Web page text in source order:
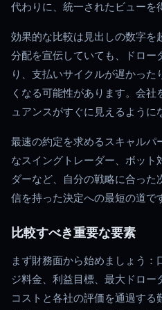
代わりに、統一されたビューを
効果的な比較は見出しの数字を
分配を宣伝していても、ドロー
り、支払いサイクルが遅かっ
くなる可能性があります。会
ュアンスがすぐに見えるように
最速の約定を求めるスキャルパ
なスイングトレーダー、ボット
ダーなど、自分の戦略に合っ
信を持った決定への最短の道で
比較すべき重要な要素
まず財務面から始めましょう
ジ料金、利益目標、最大ドロ
コストと各社の評価を通過す